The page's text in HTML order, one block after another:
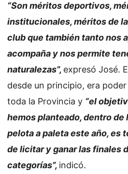
“Son méritos deportivos,
institucionales, méritos de
club que también tanto nos
acompaña y nos permite
naturalezas”, expresó José.
desde un principio, era
toda la Provincia y “el
hemos planteado, dentro de
pelota a paleta este año, es
de licitar y ganar las finales
categorías”, indicó.